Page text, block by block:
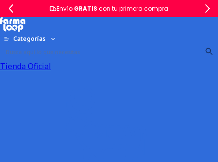
Envío GRATIS con tu primera compra
Categorías
Tienda Oficial